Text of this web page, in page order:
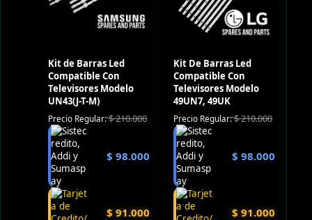
Kit de Barras Led
Compatible Con
Televisores Modelo
UN43(J-T-M)
Precio Regular:$210.000
$ 98.000
$ 91.000
Kit De Barras Led
Compatible Con
Televisores Modelo
49UN7, 49UK
Precio Regular:$210.000
$ 98.000
$ 91.000